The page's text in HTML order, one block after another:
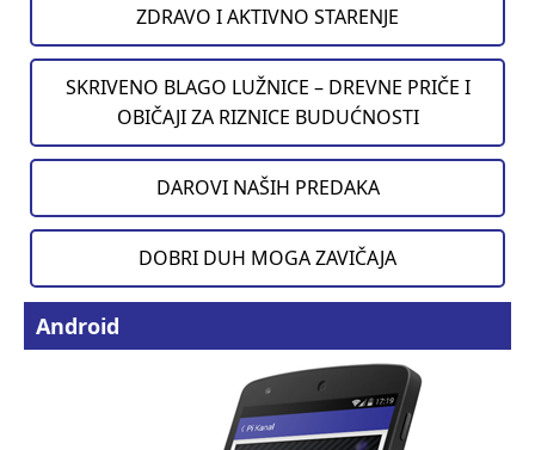
ZDRAVO I AKTIVNO STARENJE
SKRIVENO BLAGO LUŽNICE – DREVNE PRIČE I
OBIČAJI ZA RIZNICE BUDUĆNOSTI
DAROVI NAŠIH PREDAKA
DOBRI DUH MOGA ZAVIČAJA
Android